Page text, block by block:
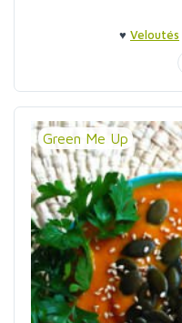
♥ Veloutés
Green Me Up